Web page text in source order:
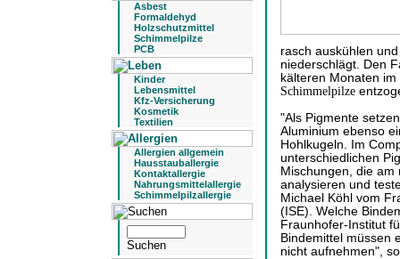
Asbest
Formaldehyd
Holzschutzmittel
Schimmelpilze
PCB
Kinder
Lebensmittel
Kfz-Versicherung
Kosmetik
Textilien
Allergien allgemein
Hausstauballergie
Kontaktallergie
Nahrungsmittelallergie
Schimmelpilzallergie
rasch auskühlen
niederschlägt. Den
kälteren Monaten
Schimmelpilze
"Als Pigmente
Aluminium ebenso
Hohlkugeln. Im
unterschiedlichen
Mischungen, die am
analysieren und
Michael Köhl vom
(ISE). Welche
Fraunhofer-Institut
Bindemittel müssen
nicht aufnehmen",